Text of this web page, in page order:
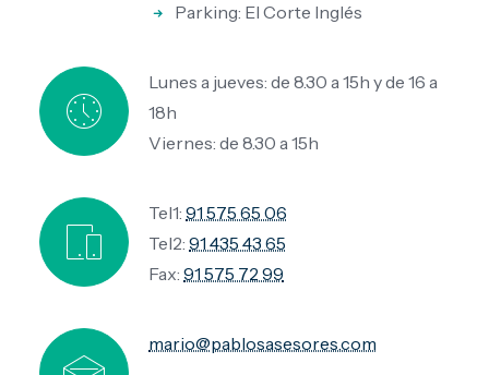
Parking: El Corte Inglés
Lunes a jueves: de 8.30 a 15h y de 16 a
18h
Viernes: de 8.30 a 15h
Tel1: 91 575 65 06
Tel2: 91 435 43 65
Fax: 91 575 72 99
mario@pablosasesores.com